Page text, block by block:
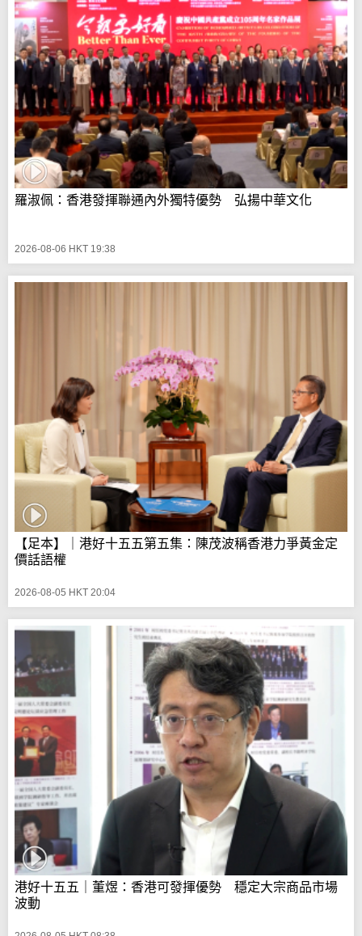
羅淑佩：香港發揮聯通內外獨特優勢 弘揚中華文化
2026-08-06 HKT 19:38
【足本】｜港好十五五第五集：陳茂波稱香港力爭黃金定
價話語權
2026-08-05 HKT 20:04
港好十五五｜董煜：香港可發揮優勢 穩定大宗商品市場
波動